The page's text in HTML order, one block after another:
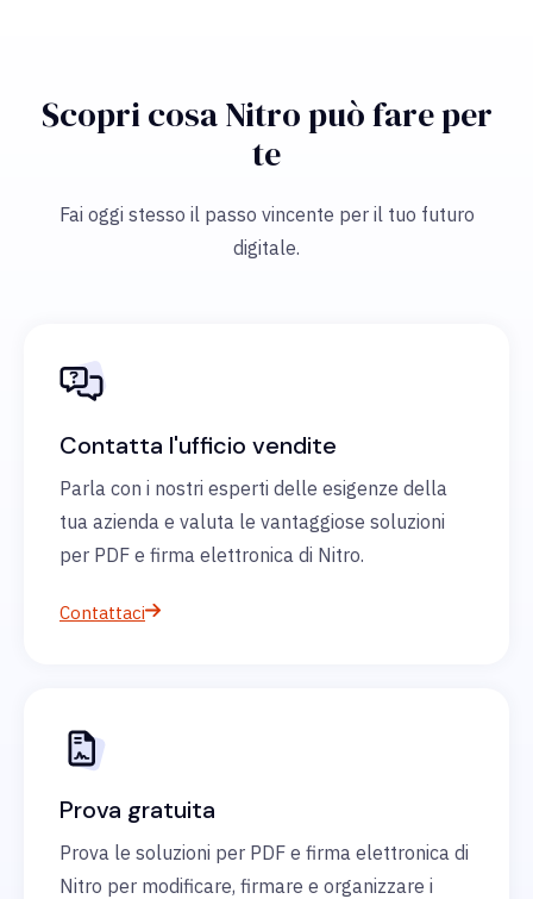
Scopri cosa Nitro può fare per
te
Fai oggi stesso il passo vincente per il tuo futuro
digitale.
Contatta l'ufficio vendite
Parla con i nostri esperti delle esigenze della
tua azienda e valuta le vantaggiose soluzioni
per PDF e firma elettronica di Nitro.
Contattaci
Prova gratuita
Prova le soluzioni per PDF e firma elettronica di
Nitro per modificare, firmare e organizzare i